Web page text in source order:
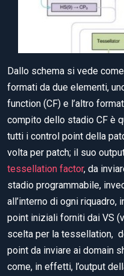
Dallo schema si vede
formati da due elementi,
function (CF) e l’altro
compito dello stadio CF è
tutti i control point della
volta per patch; il suo
tessellation factor, da
stadio programmabile,
all’interno di ogni
point iniziali forniti dai VS
scelta per la tessellation,
point da inviare ai domain
come, in effetti, l’output